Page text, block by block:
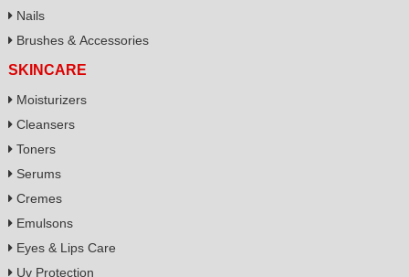
Nails
Brushes & Accessories
SKINCARE
Moisturizers
Cleansers
Toners
Serums
Cremes
Emulsons
Eyes & Lips Care
Uv Protection